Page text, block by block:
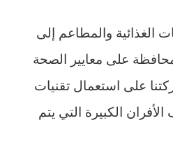
الغذائية والمطاعم إلى
على معايير الصحة
على استعمال تقنيات
الكبيرة التي يتم